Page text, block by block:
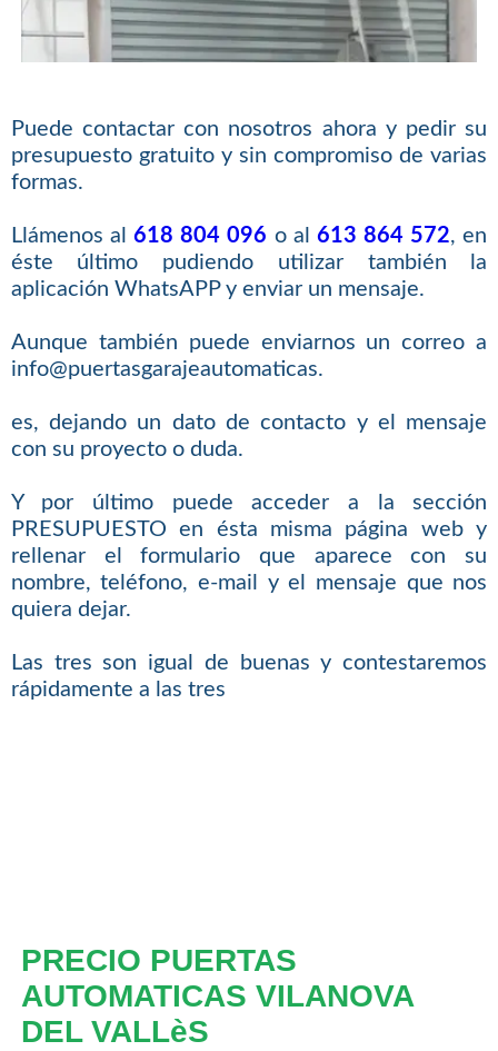
Puede contactar con nosotros ahora y pedir su
presupuesto gratuito y sin compromiso de varias
formas.
Llámenos al618 804 096 o al 613 864 572, en
éste último pudiendo utilizar también la
aplicación WhatsAPP y enviar un mensaje.
Aunque también puede enviarnos un correo a
info@puertasgarajeautomaticas.
es, dejando un dato de contacto y el mensaje
con su proyecto o duda.
Y por último puede acceder a la sección
PRESUPUESTO en ésta misma página web y
rellenar el formulario que aparece con su
nombre, teléfono, e-mail y el mensaje que nos
quiera dejar.
Las tres son igual de buenas y contestaremos
rápidamente a las tres
PRECIO PUERTAS
AUTOMATICAS VILANOVA
DEL VALLèS